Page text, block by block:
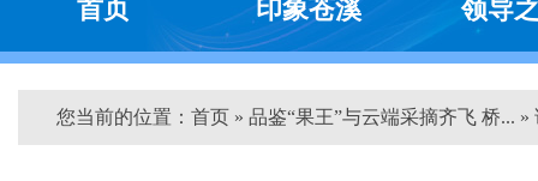
首页 印象苍溪 领导
您当前的位置： 首页 » 品鉴“果王”与云端采摘齐飞 桥... »